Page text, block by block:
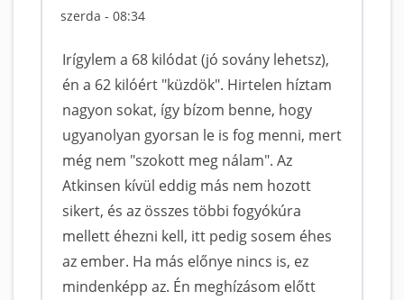
szerda - 08:34
Irígylem a 68 kilódat (jó sovány lehetsz),
én a 62 kilóért "küzdök". Hirtelen híztam
nagyon sokat, így bízom benne, hogy
ugyanolyan gyorsan le is fog menni, mert
még nem "szokott meg nálam". Az
Atkinsen kívül eddig más nem hozott
sikert, és az összes többi fogyókúra
mellett éhezni kell, itt pedig sosem éhes
az ember. Ha más előnye nincs is, ez
mindenképp az. Én meghízásom előtt